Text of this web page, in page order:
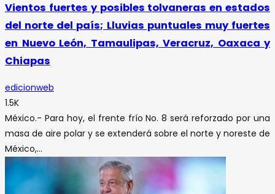
Vientos fuertes y posibles tolvaneras en estados
del norte del país; Lluvias puntuales muy fuertes
en Nuevo León, Tamaulipas, Veracruz, Oaxaca y
Chiapas
edicionweb
1.5K
México.- Para hoy, el frente frío No. 8 será reforzado por una
masa de aire polar y se extenderá sobre el norte y noreste de
México,...